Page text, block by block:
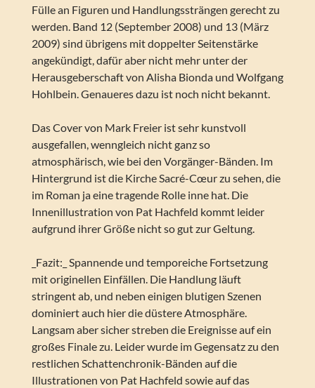
Fülle an Figuren und Handlungssträngen gerecht zu
werden. Band 12 (September 2008) und 13 (März
2009) sind übrigens mit doppelter Seitenstärke
angekündigt, dafür aber nicht mehr unter der
Herausgeberschaft von Alisha Bionda und Wolfgang
Hohlbein. Genaueres dazu ist noch nicht bekannt.
Das Cover von Mark Freier ist sehr kunstvoll
ausgefallen, wenngleich nicht ganz so
atmosphärisch, wie bei den Vorgänger-Bänden. Im
Hintergrund ist die Kirche Sacré-Cœur zu sehen, die
im Roman ja eine tragende Rolle inne hat. Die
Innenillustration von Pat Hachfeld kommt leider
aufgrund ihrer Größe nicht so gut zur Geltung.
_Fazit:_ Spannende und temporeiche Fortsetzung
mit originellen Einfällen. Die Handlung läuft
stringent ab, und neben einigen blutigen Szenen
dominiert auch hier die düstere Atmosphäre.
Langsam aber sicher streben die Ereignisse auf ein
großes Finale zu. Leider wurde im Gegensatz zu den
restlichen Schattenchronik-Bänden auf die
Illustrationen von Pat Hachfeld sowie auf das